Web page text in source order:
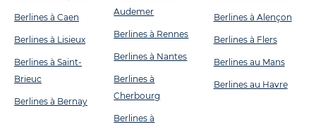
Berlines à Caen
Berlines à Lisieux
Berlines à Saint-
Brieuc
Berlines à Bernay
Audemer
Berlines à Rennes
Berlines à Nantes
Berlines à
Cherbourg
Berlines à
Berlines à Alençon
Berlines à Flers
Berlines au Mans
Berlines au Havre